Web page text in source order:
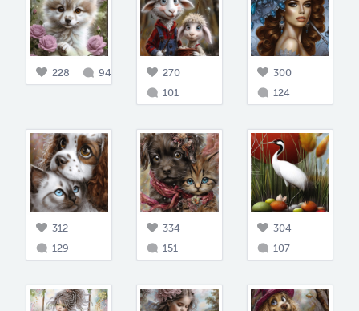
228 94
270
101
300
124
312
129
334
151
304
107